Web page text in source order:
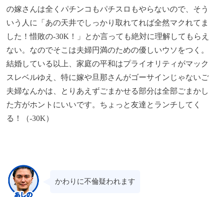
の嫁さんは全くパチンコもパチスロもやらないので、そう
いう人に「あの天井でしっかり取れてれば全然マクれてま
した！惜敗の-30K！」とか言っても絶対に理解してもらえ
ない。なのでそこは夫婦円満のための優しいウソをつく。
結婚している以上、家庭の平和はプライオリティがマック
スレベルゆえ、特に嫁や旦那さんがゴーサインじゃないご
夫婦なんかは、とりあえずごまかせる部分は全部ごまかし
た方がホントにいいです。ちょっと友達とランチしてく
る！（-30K）
かわりに不倫疑われます